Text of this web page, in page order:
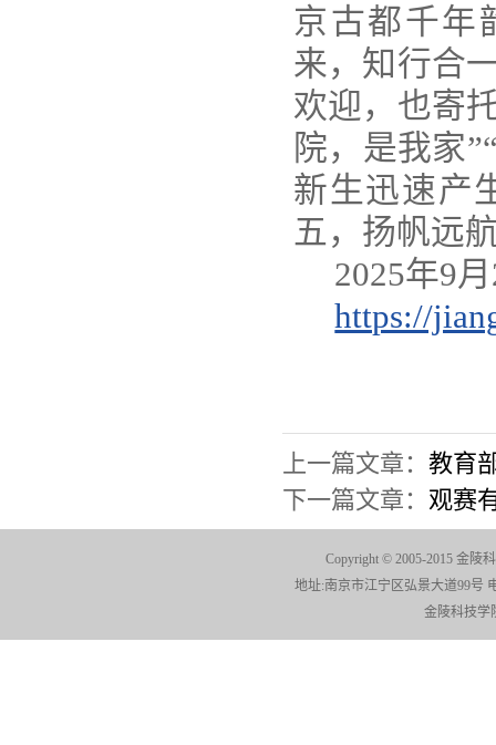
京古都千年
来，知行合
欢迎，也寄
院，是我家
新生迅速产
五，扬帆远
2025年9
https://
上一篇文章： 教育
下一篇文章： 观赛
Copyright © 2005-2015 金陵
地址:南京市江宁区弘景大道99号
金陵科技